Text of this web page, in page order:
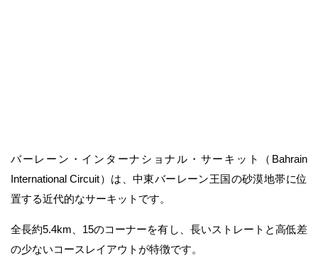
バーレーン・インターナショナル・サーキット（Bahrain
International Circuit）は、中東バーレーン王国の砂漠地帯に位
置する近代的なサーキットです。
全長約5.4km、15のコーナーを有し、長いストレートと高低差
の少ないコースレイアウトが特徴です。